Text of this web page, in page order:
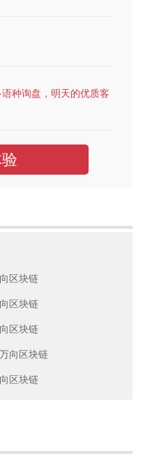
种询盘，明天的优质客
区块链
区块链
区块链
向区块链
区块链